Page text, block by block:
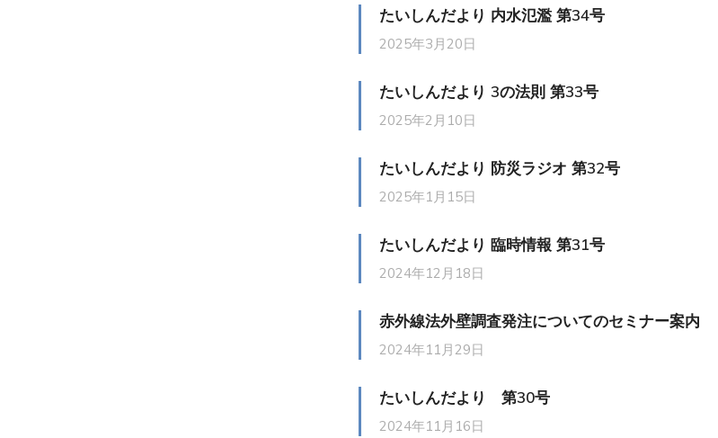
たいしんだより 内水氾濫 第34号
2025年3月20日
たいしんだより 3の法則 第33号
2025年2月10日
たいしんだより 防災ラジオ 第32号
2025年1月15日
たいしんだより 臨時情報 第31号
2024年12月18日
赤外線法外壁調査発注についてのセミナー案内
2024年11月29日
たいしんだより 第30号
2024年11月16日